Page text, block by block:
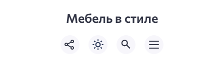
Мебель в стиле